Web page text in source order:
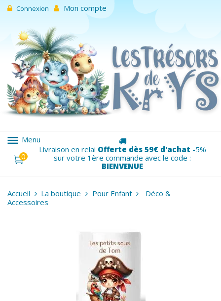
Connexion Mon compte
menu Menu
0
Livraison en relai Offerte dès 59€ d'achat -5%
sur votre 1ère commande avec le code :
BIENVENUE
Accueil La boutique Pour Enfant
Déco &
Accessoires